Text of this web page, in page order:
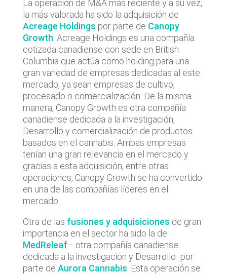
La operación de M&A más reciente y a su vez,
la más valorada ha sido la adquisición de
Acreage Holdings por parte de Canopy
Growth . Acreage Holdings es una compañía
cotizada canadiense con sede en British
Columbia que actúa como holding para una
gran variedad de empresas dedicadas al este
mercado, ya sean empresas de cultivo,
procesado o comercialización. De la misma
manera, Canopy Growth es otra compañía
canadiense dedicada a la investigación,
Desarrollo y comercialización de productos
basados en el cannabis. Ambas empresas
tenían una gran relevancia en el mercado y
gracias a esta adquisición, entre otras
operaciones, Canopy Growth se ha convertido
en una de las compañías líderes en el
mercado.
Otra de las fusiones y adquisiciones de gran
importancia en el sector ha sido la de
MedReleaf– otra compañía canadiense
dedicada a la investigación y Desarrollo- por
parte de Aurora Cannabis . Esta operación se